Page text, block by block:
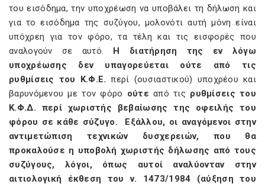
του εισόδημα, την υποχρέωση να υποβάλει τη δήλωση και
για το εισόδημα της συζύγου, μολονότι αυτή μόνη είναι
υπόχρεη για τον φόρο, τα τέλη και τις εισφορές που
αναλογούν σε αυτό. Η διατήρηση της εν λόγω
υποχρέωσης
δεν υπαγορεύεται ούτε από τις
ρυθμίσεις του Κ.Φ.Ε. περί (ουσιαστικού) υποχρέου και
βαρυνόμενου με τον φόρο ούτε από τις ρυθμίσεις του
Κ.Φ.Δ. περί χωριστής βεβαίωσης της οφειλής του
φόρου σε κάθε σύζυγο.
Εξάλλου, οι αναγόμενοι στην
αντιμετώπιση τεχνικών δυσχερειών, που θα
προκαλούσε η υποβολή χωριστής δήλωσης από τους
συζύγους, λόγοι, όπως αυτοί αναλύονταν στην
αιτιολογική έκθεση του ν. 1473/1984 (αύξηση του